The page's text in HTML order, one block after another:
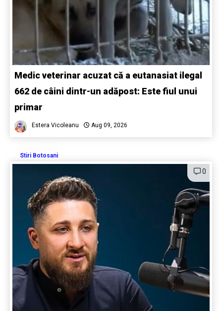
Medic veterinar acuzat că a eutanasiat ilegal
662 de câini dintr-un adăpost: Este fiul unui
primar
Estera Vicoleanu Aug 09, 2026
Stiri Botosani
0